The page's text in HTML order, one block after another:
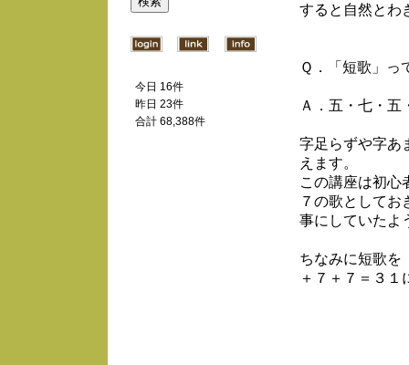
すると自然とわ
Ｑ．「短歌」っ
Ａ．五・七・
字足らずや字あ
えます。
この講座は初心
７の歌として
事にしていたよ
ちなみに短歌を
＋７＋７＝３１
今日 16件
昨日 23件
合計 68,388件